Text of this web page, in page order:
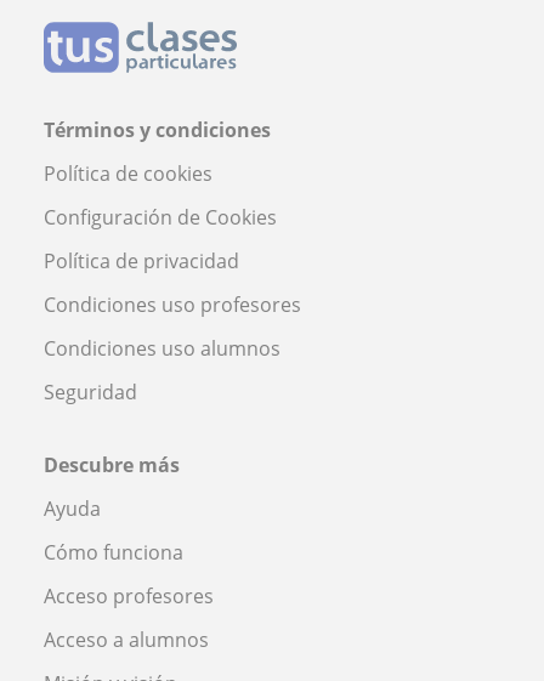
Términos y condiciones
Política de cookies
Configuración de Cookies
Política de privacidad
Condiciones uso profesores
Condiciones uso alumnos
Seguridad
Descubre más
Ayuda
Cómo funciona
Acceso profesores
Acceso a alumnos